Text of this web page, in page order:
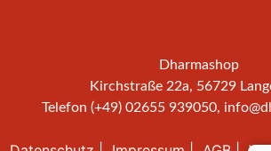
Dharmashop
Kirchstraße 22a, 56729
Telefon (+49) 02655 939050,